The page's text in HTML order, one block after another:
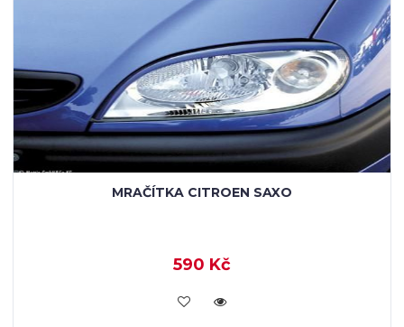
MRAČÍTKA CITROEN SAXO
590 Kč
KOUPIT